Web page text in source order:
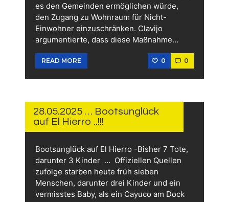
es den Gemeinden ermöglichen würde,
den Zugang zu Wohnraum für Nicht-
Einwohner einzuschränken. Clavijo
argumentierte, dass diese Maßnahme…
READ MORE 0 0
2025
28.05.2025 … Bootsunglück
auf El Hierro ..!!!
Bootsunglück auf El Hierro -Bisher 7 Tote,
darunter 3 Kinder … Offiziellen Quellen
zufolge starben heute früh sieben
Menschen, darunter drei Kinder und ein
vermisstes Baby, als ein Cayuco am Dock